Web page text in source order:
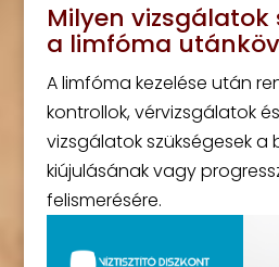
Milyen vizsgálatok
a limfóma
A limfóma kezelése után
kontrollok, vérvizsgálatok
vizsgálatok szükségesek a
kiújulásának vagy
felismerésére.